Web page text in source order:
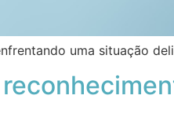
uma situação